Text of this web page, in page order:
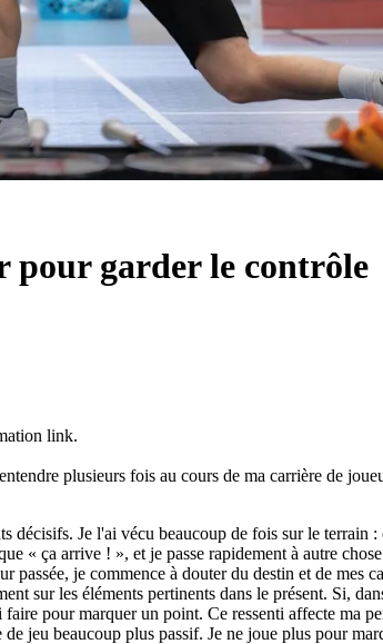
pour garder le contrôle
link.
plusieurs fois au cours de ma carrière de
décisifs. Je l'ai vécu beaucoup de fois sur le
« ça arrive ! », et je passe rapidement à autre
je commence à douter du destin et de mes
sur les éléments pertinents dans le présent. Si,
pour marquer un point. Ce ressenti affecte ma
jeu beaucoup plus passif. Je ne joue plus pour